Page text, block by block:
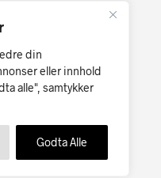
din
eller innhold
alle", samtykker
Godta Alle